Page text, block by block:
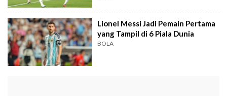
Lionel Messi Jadi Pemain Pertama
yang Tampil di 6 Piala Dunia
BOLA